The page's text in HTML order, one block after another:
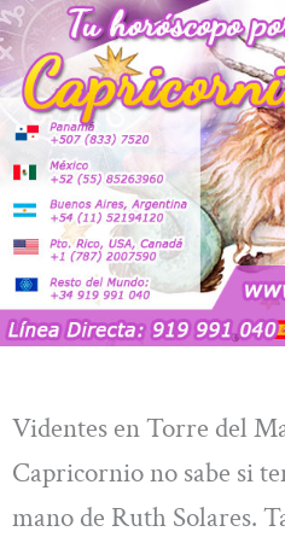
Videntes en Torre del
Capricornio no sabe si
mano de Ruth Solares.